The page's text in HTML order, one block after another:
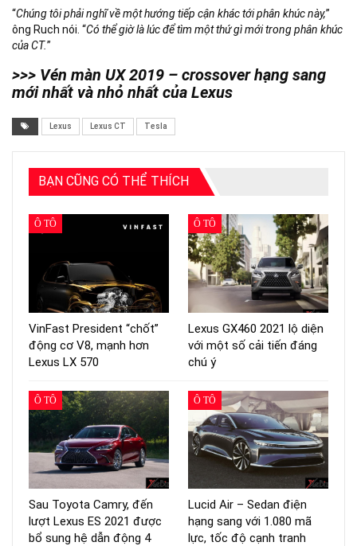
“Chúng tôi phải nghĩ về một hướng tiếp cận khác tới phân khúc này,”
ông Ruch nói. “Có thể giờ là lúc để tìm một thứ gì mới trong phân khúc
của CT.”
>>> Vén màn UX 2019 – crossover hạng sang
mới nhất và nhỏ nhất của Lexus
Lexus Lexus CT Tesla
BẠN CŨNG CÓ THỂ THÍCH
Ô TÔ
VinFast President “chốt”
động cơ V8, mạnh hơn
Lexus LX 570
Ô TÔ
Lexus GX460 2021 lộ diện
với một số cải tiến đáng
chú ý
Ô TÔ
Sau Toyota Camry, đến
lượt Lexus ES 2021 được
bổ sung hệ dẫn động 4
Ô TÔ
Lucid Air – Sedan điện
hạng sang với 1.080 mã
lực, tốc độ cạnh tranh